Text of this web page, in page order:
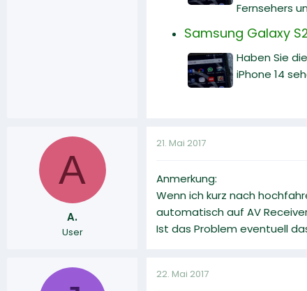
Fernsehers
Samsung Galaxy
Haben Sie
iPhone 14
A
A.
User
21. Mai 2017
Anmerkung:
Wenn ich kurz nach
automatisch auf AV
Ist das Problem eventuell
22. Mai 2017